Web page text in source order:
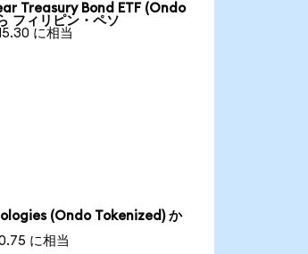
Treasury Bond ETF (Ondo
フィリピン・ペソ
に相当
(Ondo Tokenized) か
に相当